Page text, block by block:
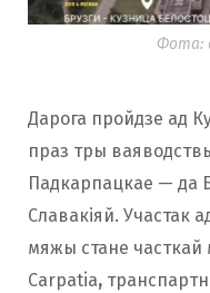
Фота:
Дарога пройдзе ад
праз тры
Падкарпацкае — да
Славакіяй. Участак
мяжы стане часткай
Carpatia,